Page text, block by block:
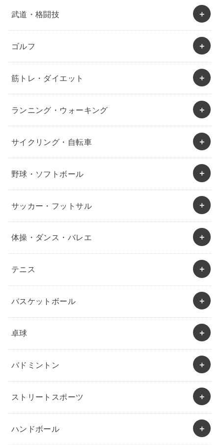
武道・格闘技
ゴルフ
筋トレ・ダイエット
ランニング・ウォーキング
サイクリング・自転車
野球・ソフトボール
サッカー・フットサル
体操・ダンス・バレエ
テニス
バスケットボール
卓球
バドミントン
ストリートスポーツ
ハンドボール